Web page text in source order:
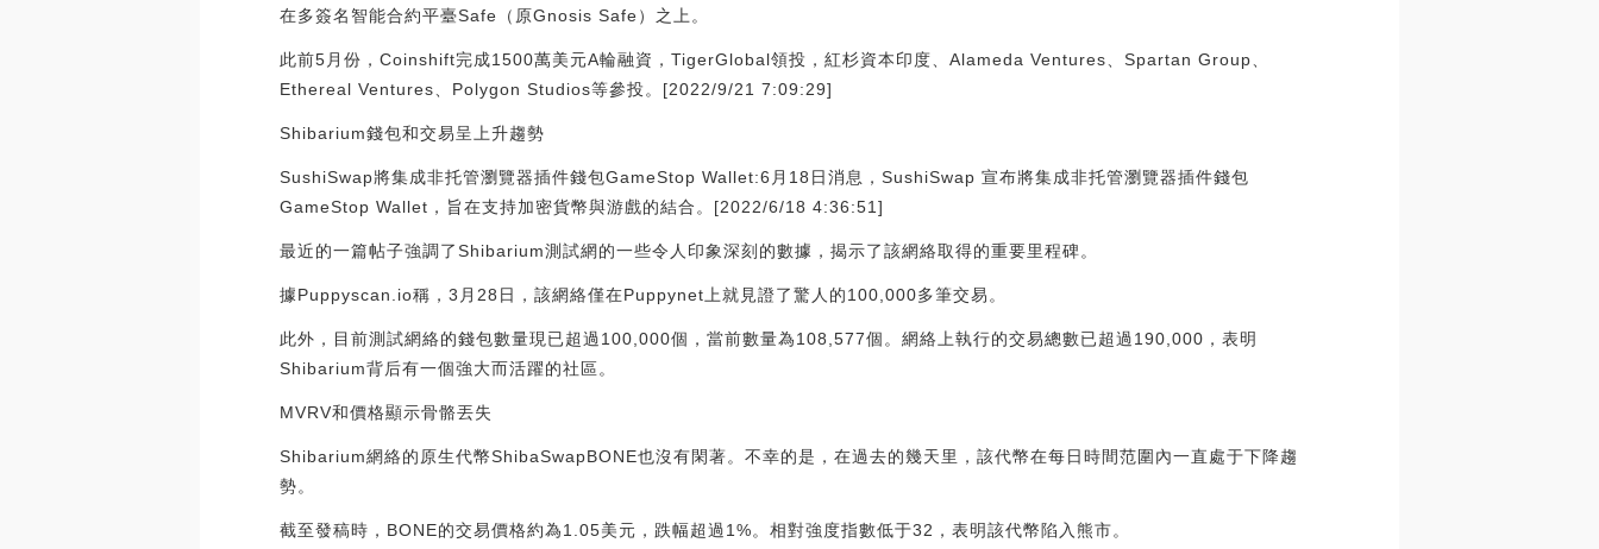
在多簽名智能合約平臺Safe（原Gnosis Safe）之上。
此前5月份，Coinshift完成1500萬美元A輪融資，TigerGlobal領投，紅杉資本印度、Alameda Ventures、Spartan Group、
Ethereal Ventures、Polygon Studios等參投。[2022/9/21 7:09:29]
Shibarium錢包和交易呈上升趨勢
SushiSwap將集成非托管瀏覽器插件錢包GameStop Wallet:6月18日消息，SushiSwap 宣布將集成非托管瀏覽器插件錢包
GameStop Wallet，旨在支持加密貨幣與游戲的結合。[2022/6/18 4:36:51]
最近的一篇帖子強調了Shibarium測試網的一些令人印象深刻的數據，揭示了該網絡取得的重要里程碑。
據Puppyscan.io稱，3月28日，該網絡僅在Puppynet上就見證了驚人的100,000多筆交易。
此外，目前測試網絡的錢包數量現已超過100,000個，當前數量為108,577個。網絡上執行的交易總數已超過190,000，表明
Shibarium背后有一個強大而活躍的社區。
MVRV和價格顯示骨骼丟失
Shibarium網絡的原生代幣ShibaSwapBONE也沒有閑著。不幸的是，在過去的幾天里，該代幣在每日時間范圍內一直處于下降趨
勢。
截至發稿時，BONE的交易價格約為1.05美元，跌幅超過1%。相對強度指數低于32，表明該代幣陷入熊市。